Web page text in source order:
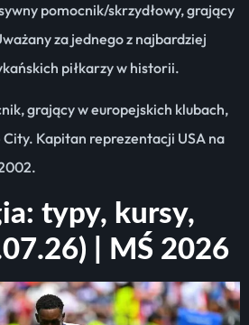
pomocnik/skrzydłowy, grający
za jednego z najbardziej
piłkarzy w historii.
grający w europejskich klubach,
Kapitan reprezentacji USA na
typy, kursy,
| MŚ 2026